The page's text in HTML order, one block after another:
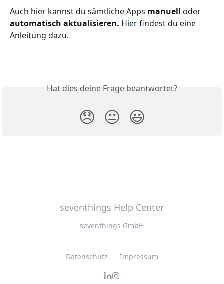
Auch hier kannst du sämtliche Apps manuell oder
automatisch aktualisieren. Hier findest du eine
Anleitung dazu.
Hat dies deine Frage beantwortet?
😞 😐 😃
seventhings Help Center
seventhings GmbH
Datenschutz Impressum